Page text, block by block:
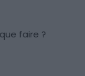
faire ?